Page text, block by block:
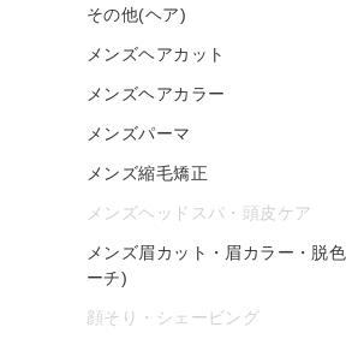
その他(ヘア)
メンズヘアカット
メンズヘアカラー
メンズパーマ
メンズ縮毛矯正
メンズヘッドスパ・頭皮ケア
メンズ眉カット・眉カラー・脱
ーチ)
顔そり・シェービング